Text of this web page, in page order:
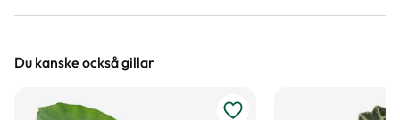
Vi försöker alltid ange växternas ungefärliga
är unika så kan måtten och din växts utseende
Du kanske också gillar